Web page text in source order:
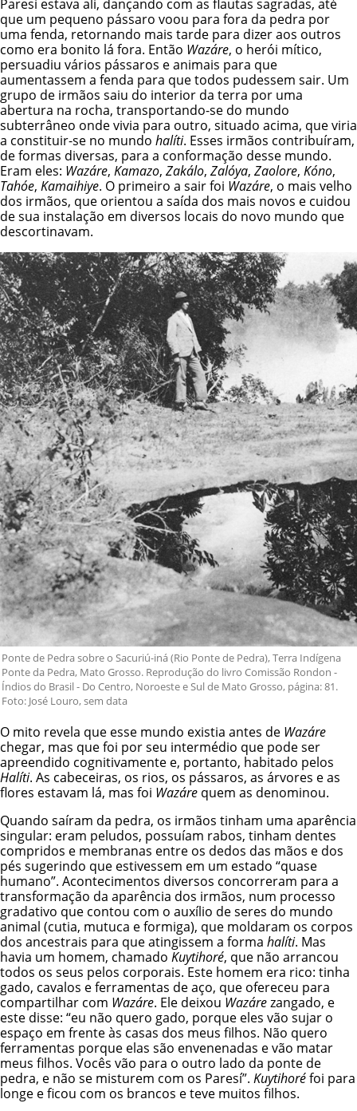
Paresí estava ali, dançando com as flautas sagradas, até
que um pequeno pássaro voou para fora da pedra por
uma fenda, retornando mais tarde para dizer aos outros
como era bonito lá fora. Então Wazáre, o herói mítico,
persuadiu vários pássaros e animais para que
aumentassem a fenda para que todos pudessem sair. Um
grupo de irmãos saiu do interior da terra por uma
abertura na rocha, transportando-se do mundo
subterrâneo onde vivia para outro, situado acima, que viria
a constituir-se no mundo halíti. Esses irmãos contribuíram,
de formas diversas, para a conformação desse mundo.
Eram eles: Wazáre, Kamazo, Zakálo, Zalóya, Zaolore, Kóno,
Tahóe, Kamaihiye. O primeiro a sair foi Wazáre, o mais velho
dos irmãos, que orientou a saída dos mais novos e cuidou
de sua instalação em diversos locais do novo mundo que
descortinavam.
Ponte de Pedra sobre o Sacuriú-iná (Rio Ponte de Pedra), Terra Indígena
Ponte da Pedra, Mato Grosso. Reprodução do livro Comissão Rondon -
Índios do Brasil - Do Centro, Noroeste e Sul de Mato Grosso, página: 81.
Foto: José Louro, sem data
O mito revela que esse mundo existia antes de Wazáre
chegar, mas que foi por seu intermédio que pode ser
apreendido cognitivamente e, portanto, habitado pelos
Halíti. As cabeceiras, os rios, os pássaros, as árvores e as
flores estavam lá, mas foi Wazáre quem as denominou.
Quando saíram da pedra, os irmãos tinham uma aparência
singular: eram peludos, possuíam rabos, tinham dentes
compridos e membranas entre os dedos das mãos e dos
pés sugerindo que estivessem em um estado “quase
humano”. Acontecimentos diversos concorreram para a
transformação da aparência dos irmãos, num processo
gradativo que contou com o auxílio de seres do mundo
animal (cutia, mutuca e formiga), que moldaram os corpos
dos ancestrais para que atingissem a forma halíti. Mas
havia um homem, chamado Kuytihoré, que não arrancou
todos os seus pelos corporais. Este homem era rico: tinha
gado, cavalos e ferramentas de aço, que ofereceu para
compartilhar com Wazáre. Ele deixou Wazárezangado, e
este disse: “eu não quero gado, porque eles vão sujar o
espaço em frente às casas dos meus filhos. Não quero
ferramentas porque elas são envenenadas e vão matar
meus filhos. Vocês vão para o outro lado da ponte de
pedra, e não se misturem com os Paresí”. Kuytihoréfoi para
longe e ficou com os brancos e teve muitos filhos.